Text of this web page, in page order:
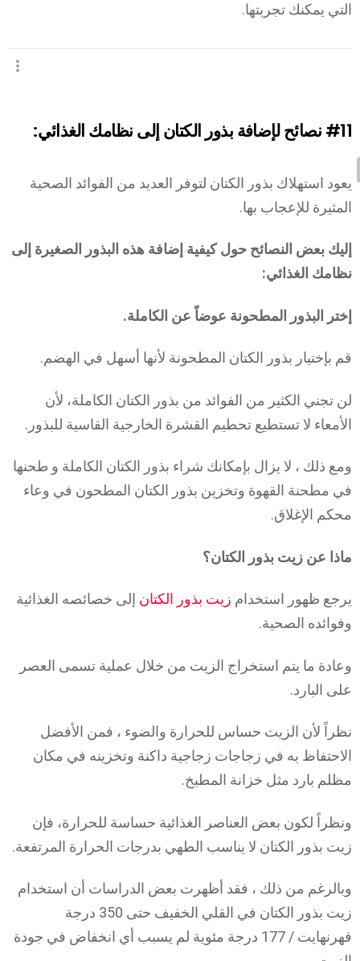
التي يمكنك تجربتها.
#11 نصائح لإضافة بذور الكتان إلى نظامك الغذائي:
يعود استهلاك بذور الكتان لتوفر العديد من الفوائد الصحية
المثيرة للإعجاب بها.
إليك بعض النصائح حول كيفية إضافة هذه البذور الصغيرة إلى
نظامك الغذائي:
إختر البذور المطحونة عوضاً عن الكاملة.
قم بإختيار بذور الكتان المطحونة لأنها أسهل في الهضم.
لن تجني الكثير من الفوائد من بذور الكتان الكاملة، لأن
الأمعاء لا تستطيع تحطيم القشرة الخارجية القاسية للبذور.
ومع ذلك ، لا يزال بإمكانك شراء بذور الكتان الكاملة و طحنها
في مطحنة القهوة وتخزين بذور الكتان المطحون في وعاء
محكم الإغلاق.
ماذا عن زيت بذور الكتان؟
يرجع ظهور استخدام زيت بذور الكتان إلى خصائصه الغذائية
وفوائده الصحية.
وعادة ما يتم استخراج الزيت من خلال عملية تسمى العصر
على البارد.
نظراً لأن الزيت حساس للحرارة والضوء ، فمن الأفضل
الاحتفاظ به في زجاجات زجاجية داكنة وتخزينه في مكان
مظلم بارد مثل خزانة المطبخ.
ونظراً لكون بعض العناصر الغذائية حساسة للحرارة، فإن
زيت بذور الكتان لا يناسب الطهي بدرجات الحرارة المرتفعة.
وبالرغم من ذلك ، فقد أظهرت بعض الدراسات أن استخدام
زيت بذور الكتان في القلي الخفيف حتى 350 درجة
فهرنهايت / 177 درجة مئوية لم يسبب أي انخفاض في جودة